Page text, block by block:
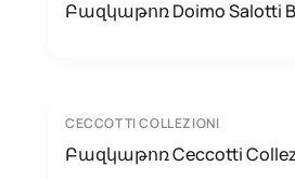
Բազկաթոռ Doimo Salotti
CECCOTTI COLLEZIONI
Բազկաթոռ Ceccotti